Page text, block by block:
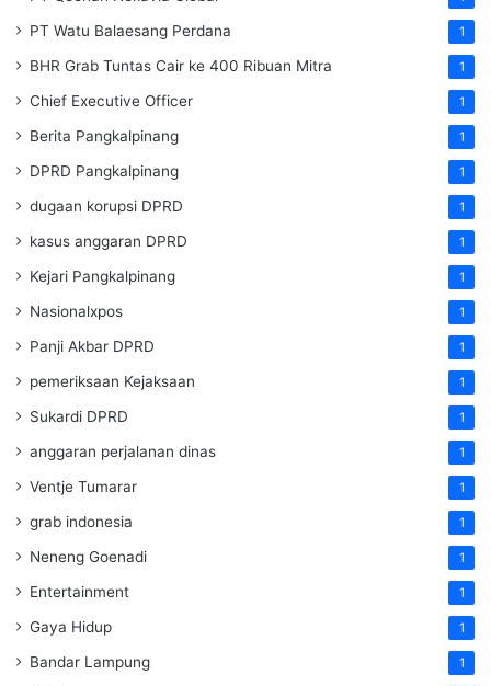
PT Watu Balaesang Perdana 1
BHR Grab Tuntas Cair ke 400 Ribuan Mitra 1
Chief Executive Officer 1
Berita Pangkalpinang 1
DPRD Pangkalpinang 1
dugaan korupsi DPRD 1
kasus anggaran DPRD 1
Kejari Pangkalpinang 1
Nasionalxpos 1
Panji Akbar DPRD 1
pemeriksaan Kejaksaan 1
Sukardi DPRD 1
anggaran perjalanan dinas 1
Ventje Tumarar 1
grab indonesia 1
Neneng Goenadi 1
Entertainment 1
Gaya Hidup 1
Bandar Lampung 1